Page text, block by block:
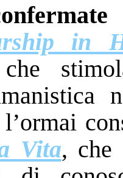
in
che
l’ormai
Vita, che